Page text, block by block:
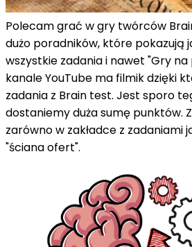
Polecam grać w gry twórców
dużo poradników, które pokazują
wszystkie zadania i nawet "Gry na
kanale YouTube ma filmik dzięki
zadania z Brain test. Jest sporo
dostaniemy duża sumę punktów.
zarówno w zakładce z zadaniami
"ściana ofert".